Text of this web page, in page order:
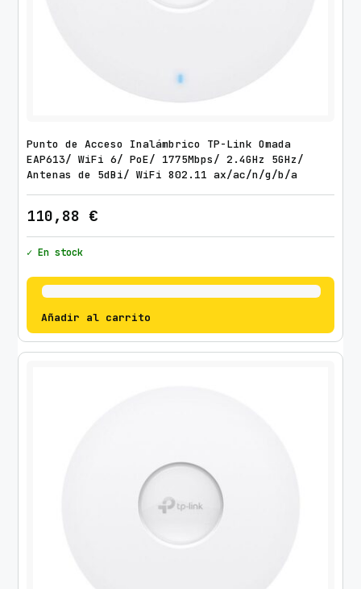
Punto de Acceso Inalámbrico TP-Link Omada
EAP613/ WiFi 6/ PoE/ 1775Mbps/ 2.4GHz 5GHz/
Antenas de 5dBi/ WiFi 802.11 ax/ac/n/g/b/a
110,88 €
✓ En stock
Añadir al carrito